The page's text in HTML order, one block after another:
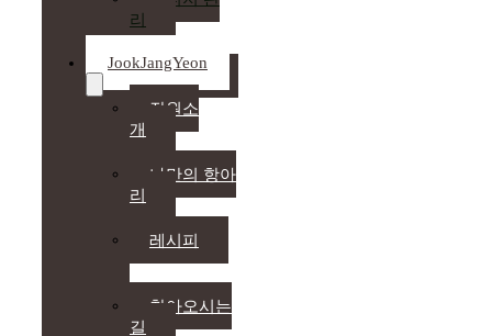
리
JookJangYeon
장원소
개
나만의 항아
리
레시피
찾아오시는
길